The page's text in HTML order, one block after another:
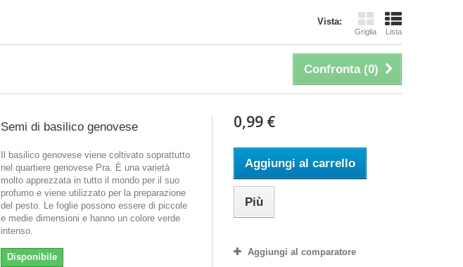
Vista:
Griglia Lista
Confronta (0)
Semi di basilico genovese
Il basilico genovese viene coltivato soprattutto
nel quartiere genovese Pra. È una varietà
molto apprezzata in tutto il mondo per il suo
profumo e viene utilizzato per la preparazione
del pesto. Le foglie possono essere di piccole
e medie dimensioni e hanno un colore verde
intenso.
Disponibile
0,99 €
Aggiungi al carrello
Più
Aggiungi al comparatore